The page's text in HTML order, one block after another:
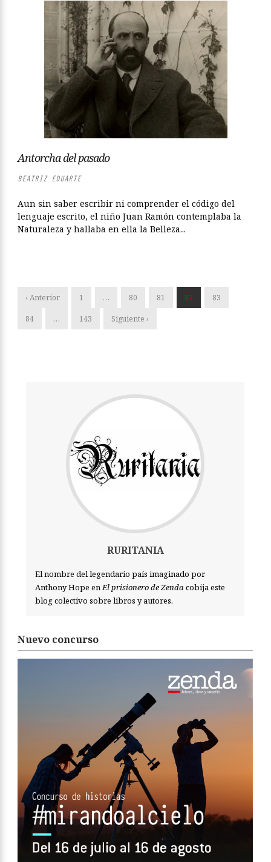
Antorcha del pasado
BEATRIZ EDUARTE
Aun sin saber escribir ni comprender el código del
lenguaje escrito, el niño Juan Ramón contemplaba la
Naturaleza y hallaba en ella la Belleza...
‹ Anterior 1 … 80 81 82 83
84 … 143 Siguiente ›
RURITANIA
El nombre del legendario país imaginado por
Anthony Hope en El prisionero de Zenda cobija este
blog colectivo sobre libros y autores.
Nuevo concurso